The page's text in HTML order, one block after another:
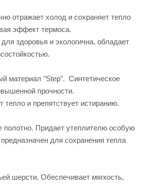
отражает холод и сохраняет тепло
эффект термоса.
здоровья и экологична, обладает
материал "Step". Синтетическое
прочности.
тепло и препятствует истиранию.
полотно. Придает утеплителю особую
для сохранения тепла
шерсти. Обеспечивает мягкость,